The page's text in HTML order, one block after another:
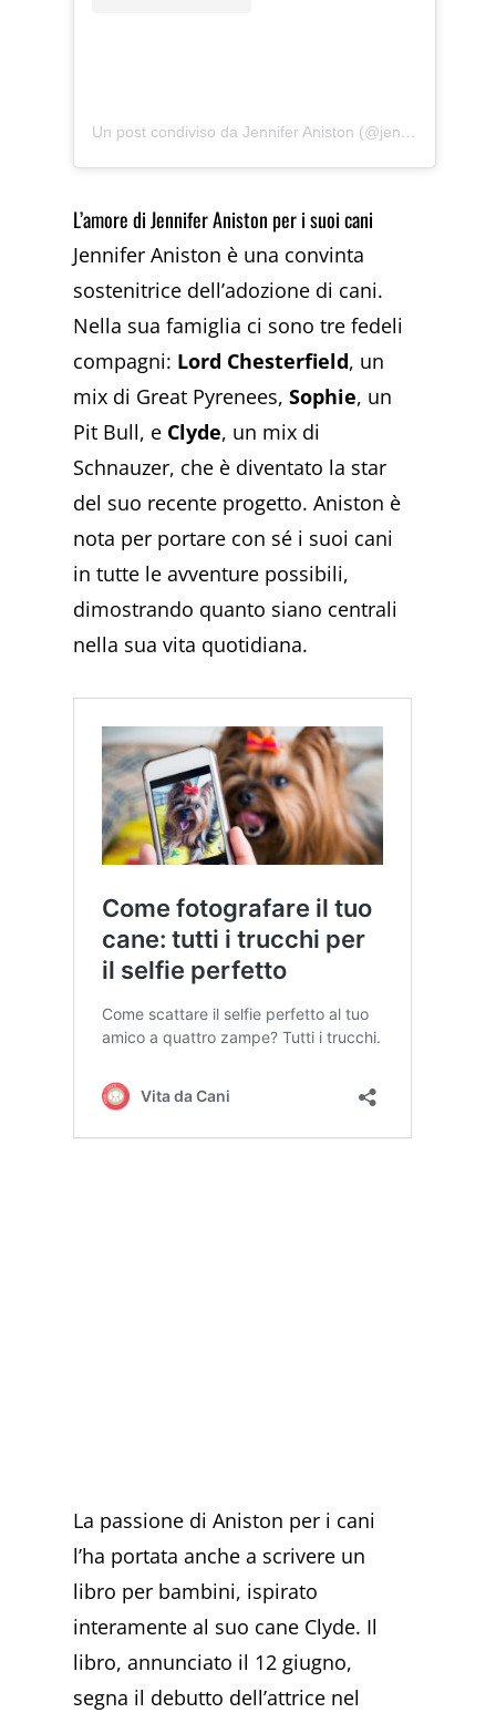
Un post condiviso da Jennifer Aniston (@jenniferaniston)
L’amore di Jennifer Aniston per i suoi cani
Jennifer Aniston è una convinta
sostenitrice dell’adozione di cani.
Nella sua famiglia ci sono tre fedeli
compagni: Lord Chesterfield, un
mix di Great Pyrenees,Sophie, un
Pit Bull, e Clyde, un mix di
Schnauzer, che è diventato la star
del suo recente progetto. Aniston è
nota per portare con sé i suoi cani
in tutte le avventure possibili,
dimostrando quanto siano centrali
nella sua vita quotidiana.
La passione di Aniston per i cani
l’ha portata anche a scrivere un
libro per bambini, ispirato
interamente al suo cane Clyde. Il
libro, annunciato il 12 giugno,
segna il debutto dell’attrice nel